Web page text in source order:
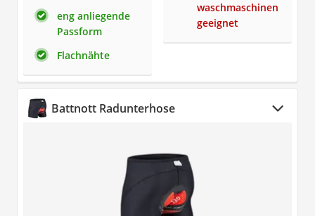
eng anliegende
Passform
Flachnähte
waschmaschinen
geeignet
Battnott Radunterhose